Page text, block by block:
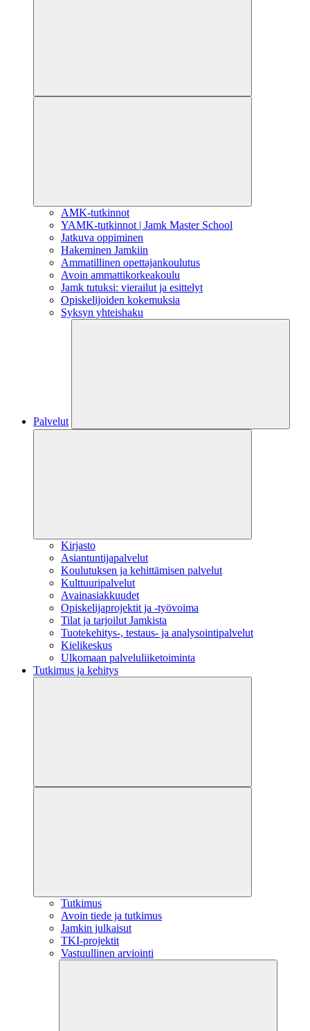
AMK-tutkinnot
YAMK-tutkinnot | Jamk Master School
Jatkuva oppiminen
Hakeminen Jamkiin
Ammatillinen opettajankoulutus
Avoin ammattikorkeakoulu
Jamk tutuksi: vierailut ja esittelyt
Opiskelijoiden kokemuksia
Syksyn yhteishaku
Palvelut
Kirjasto
Asiantuntijapalvelut
Koulutuksen ja kehittämisen palvelut
Kulttuuripalvelut
Avainasiakkuudet
Opiskelijaprojektit​ ja -työvoima
Tilat ja tarjoilut Jamkista
Tuotekehitys-, testaus- ja analysointipalvelut
Kielikeskus
Ulkomaan palveluliiketoiminta
Tutkimus ja kehitys
Tutkimus
Avoin tiede ja tutkimus
Jamkin julkaisut
TKI-projektit
Vastuullinen arviointi